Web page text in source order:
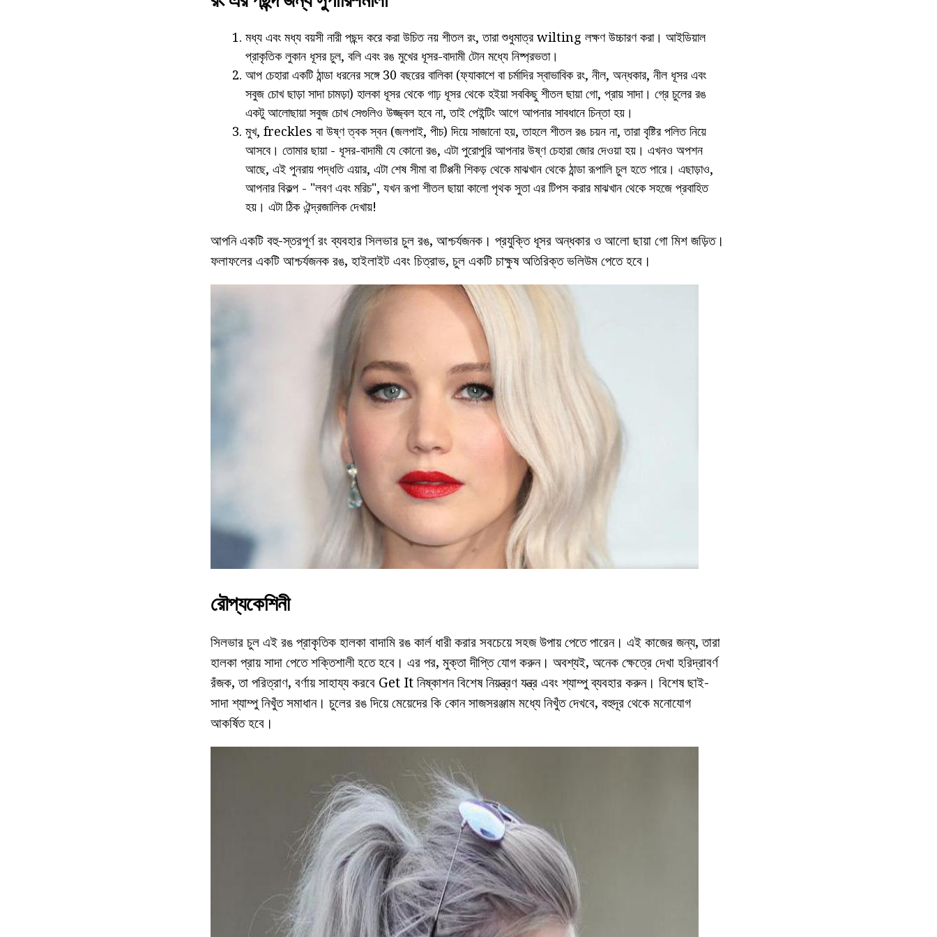
মধ্য এবং মধ্য বয়সী নারী পছন্দ করে করা উচিত নয় শীতল রং, তারা শুধুমাত্র wilting লক্ষণ উচ্চারণ করা। আইডিয়াল
প্রাকৃতিক লুকান ধূসর চুল, বলি এবং রঙ মুখের ধূসর-বাদামী টোন মধ্যে নিষ্প্রভতা।
আপ চেহারা একটি ঠান্ডা ধরনের সঙ্গে 30 বছরের বালিকা (ফ্যাকাশে বা চর্মাদির স্বাভাবিক রং, নীল, অন্ধকার, নীল ধূসর এবং
সবুজ চোখ ছাড়া সাদা চামড়া) হালকা ধূসর থেকে গাঢ় ধূসর থেকে হইয়া সবকিছু শীতল ছায়া গো, প্রায় সাদা। গ্রে চুলের রঙ
একটু আলোছায়া সবুজ চোখ সেগুলিও উজ্জ্বল হবে না, তাই পেইন্টিং আগে আপনার সাবধানে চিন্তা হয়।
মুখ, freckles বা উষ্ণ ত্বক স্বন (জলপাই, পীচ) দিয়ে সাজানো হয়, তাহলে শীতল রঙ চয়ন না, তারা বৃষ্টির পলিত নিয়ে
আসবে। তোমার ছায়া - ধূসর-বাদামী যে কোনো রঙ, এটা পুরোপুরি আপনার উষ্ণ চেহারা জোর দেওয়া হয়। এখনও অপশন
আছে, এই পুনরায় পদ্ধতি এয়ার, এটা শেষ সীমা বা টিপ্পনী শিকড় থেকে মাঝখান থেকে ঠান্ডা রূপালি চুল হতে পারে। এছাড়াও,
আপনার বিকল্প - "লবণ এবং মরিচ", যখন রূপা শীতল ছায়া কালো পৃথক সুতা এর টিপস করার মাঝখান থেকে সহজে প্রবাহিত
হয়। এটা ঠিক ঐন্দ্রজালিক দেখায়!
আপনি একটি বহু-স্তরপূর্ণ রং ব্যবহার সিলভার চুল রঙ, আশ্চর্যজনক। প্রযুক্তি ধূসর অন্ধকার ও আলো ছায়া গো মিশ জড়িত।
ফলাফলের একটি আশ্চর্যজনক রঙ, হাইলাইট এবং চিত্রাভ, চুল একটি চাক্ষুষ অতিরিক্ত ভলিউম পেতে হবে।
রৌপ্যকেশিনী
সিলভার চুল এই রঙ প্রাকৃতিক হালকা বাদামি রঙ কার্ল ধারী করার সবচেয়ে সহজ উপায় পেতে পারেন। এই কাজের জন্য, তারা
হালকা প্রায় সাদা পেতে শক্তিশালী হতে হবে। এর পর, মুক্তা দীপ্তি যোগ করুন। অবশ্যই, অনেক ক্ষেত্রে দেখা হরিদ্রাবর্ণ
রঁজক, তা পরিত্রাণ, বর্ণায় সাহায্য করবে Get It নিষ্কাশন বিশেষ নিয়ন্ত্রণ যন্ত্র এবং শ্যাম্পু ব্যবহার করুন। বিশেষ ছাই-
সাদা শ্যাম্পু নিখুঁত সমাধান। চুলের রঙ দিয়ে মেয়েদের কি কোন সাজসরঞ্জাম মধ্যে নিখুঁত দেখবে, বহুদূর থেকে মনোযোগ
আকর্ষিত হবে।